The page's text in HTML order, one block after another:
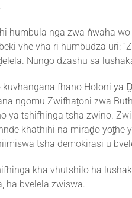
humbula nga zwa ṅwaha
vhe vha ri humbudza uri:
Nungo dzashu sa
kuvhangana fhano Holoni ya
ngomu Zwifhaṱoni zwa
ya tshifhinga tsha zwino.
khathihi na miraḓo yoṱhe
tsha demokirasi u
kha vhutshilo ha
ha bvelela zwiswa.